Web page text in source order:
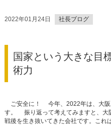
2022年01月24日 社長ブログ
国家という大きな目
術力
ご安全に！ 今年、2022年は、大阪
す。 振り返って考えてみますと、大
戦後を生き抜いてきた会社です。これ